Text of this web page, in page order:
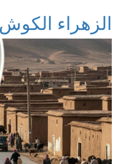
الزهراء